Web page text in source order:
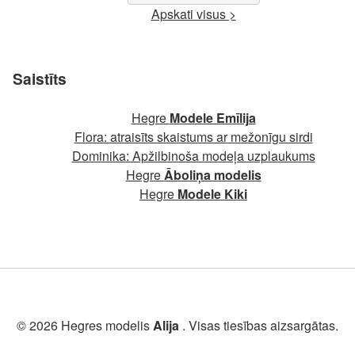
Apskati visus >
Saistīts
Hegre Modele Emīlija
Flora: atraisīts skaistums ar mežonīgu sirdi
Dominika: Apžilbinoša modeļa uzplaukums
HegreĀboliņa modelis
Hegre Modele Kiki
© 2026 Hegres modelisAlija . Visas tiesības aizsargātas.